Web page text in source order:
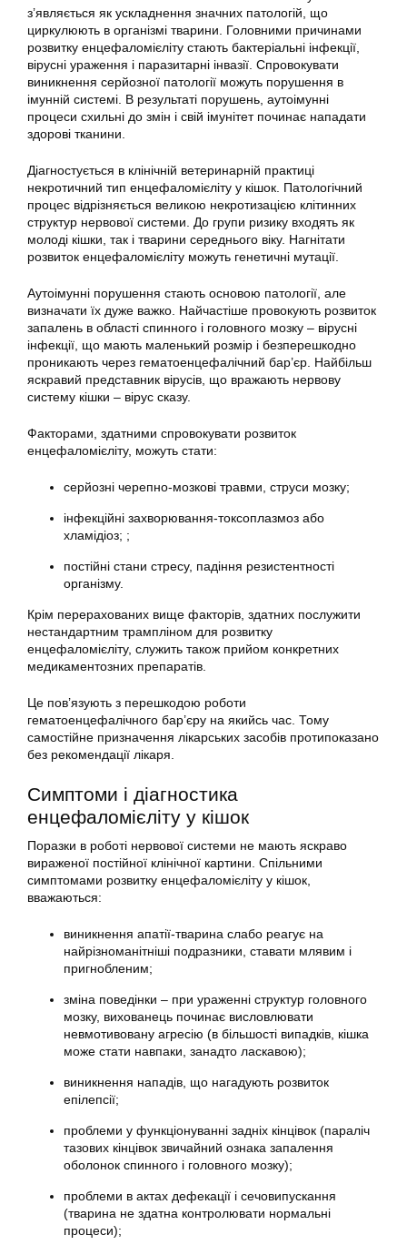
з’являється як ускладнення значних патологій, що
циркулюють в організмі тварини. Головними причинами
розвитку енцефаломієліту стають бактеріальні інфекції,
вірусні ураження і паразитарні інвазії. Спровокувати
виникнення серйозної патології можуть порушення в
імунній системі. В результаті порушень, аутоімунні
процеси схильні до змін і свій імунітет починає нападати
здорові тканини.
Діагностується в клінічній ветеринарній практиці
некротичний тип енцефаломієліту у кішок. Патологічний
процес відрізняється великою некротизацією клітинних
структур нервової системи. До групи ризику входять як
молоді кішки, так і тварини середнього віку. Нагнітати
розвиток енцефаломієліту можуть генетичні мутації.
Аутоімунні порушення стають основою патології, але
визначати їх дуже важко. Найчастіше провокують розвиток
запалень в області спинного і головного мозку – вірусні
інфекції, що мають маленький розмір і безперешкодно
проникають через гематоенцефалічний бар’єр. Найбільш
яскравий представник вірусів, що вражають нервову
систему кішки – вірус сказу.
Факторами, здатними спровокувати розвиток
енцефаломієліту, можуть стати:
серйозні черепно-мозкові травми, струси мозку;
інфекційні захворювання-токсоплазмоз або
хламідіоз; ;
постійні стани стресу, падіння резистентності
організму.
Крім перерахованих вище факторів, здатних послужити
нестандартним трампліном для розвитку
енцефаломієліту, служить також прийом конкретних
медикаментозних препаратів.
Це пов’язують з перешкодою роботи
гематоенцефалічного бар’єру на якийсь час. Тому
самостійне призначення лікарських засобів протипоказано
без рекомендації лікаря.
Симптоми і діагностика
енцефаломієліту у кішок
Поразки в роботі нервової системи не мають яскраво
вираженої постійної клінічної картини. Спільними
симптомами розвитку енцефаломієліту у кішок,
вважаються:
виникнення апатії-тварина слабо реагує на
найрізноманітніші подразники, ставати млявим і
пригнобленим;
зміна поведінки – при ураженні структур головного
мозку, вихованець починає висловлювати
невмотивовану агресію (в більшості випадків, кішка
може стати навпаки, занадто ласкавою);
виникнення нападів, що нагадують розвиток
епілепсії;
проблеми у функціонуванні задніх кінцівок (параліч
тазових кінцівок звичайний ознака запалення
оболонок спинного і головного мозку);
проблеми в актах дефекації і сечовипускання
(тварина не здатна контролювати нормальні
процеси);